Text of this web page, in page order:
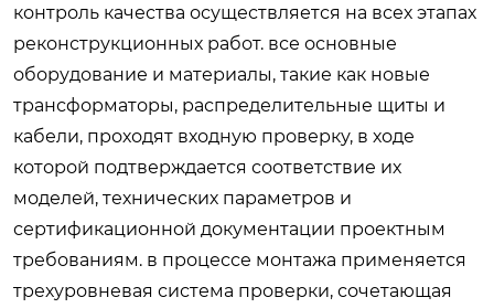
контроль качества осуществляется на всех этапах
реконструкционных работ. все основные
оборудование и материалы, такие как новые
трансформаторы, распределительные щиты и
кабели, проходят входную проверку, в ходе
которой подтверждается соответствие их
моделей, технических параметров и
сертификационной документации проектным
требованиям. в процессе монтажа применяется
трехуровневая система проверки, сочетающая